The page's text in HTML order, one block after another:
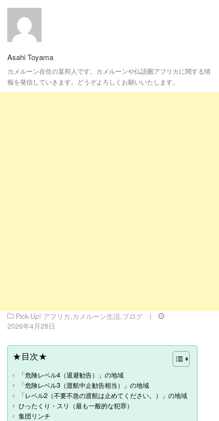
Asahi Toyama
カメルーン在住の某邦人です。カメルーンや仏語圏アフリカに関する情
報を発信していきます。どうぞよろしくお願いいたします。
Pick-Up! アフリカ,カメルーン生活,ブログ
|
2026年4月28日
★目次★
「危険レベル4（退避勧告）」の地域
「危険レベル3（渡航中止勧告相当）」の地域
「レベル2（不要不急の渡航は止めてください。）」の地域
ひったくり・スリ（最も一般的な犯罪）
集団リンチ